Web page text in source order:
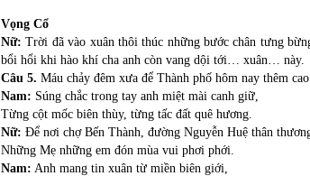
Vọng Cổ
Nữ:Trời đã vào xuân thôi thúc những bước chân tưng
bổi hổi khi hào khí cha anh còn vang dội tới… xuân… này.
Câu 5. Máu chảy đêm xưa để Thành phố hôm nay thêm
Nam: Súng chắc trong tay anh miệt mài canh giữ,
Từng cột mốc biên thùy, từng tấc đất quê hương.
Nữ: Để nơi chợ Bến Thành, đường Nguyễn Huệ thân
Những Mẹ những em đón mùa vui phơi phới.
Nam: Anh mang tin xuân từ miền biên giới,